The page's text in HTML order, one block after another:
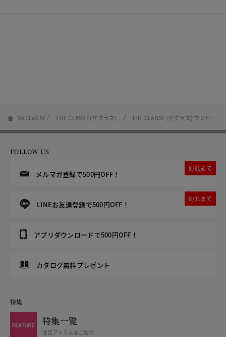
DoCLASSE THE CLASSE(ザクラス) THE CLASSE(ザクラス) ワンピース
FOLLOW US
メルマガ登録で500円OFF！
8/31まで
LINEお友達登録で500円OFF！
8/31まで
アプリダウンロードで500円OFF！
カタログ無料プレゼント
特集
特集一覧
注目アイテムをご紹介